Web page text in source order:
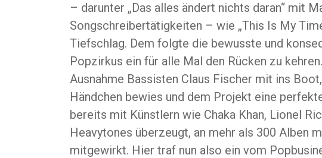
– darunter „Das alles ändert nichts daran“ mit
Songschreibertätigkeiten – wie „This Is My
Tiefschlag. Dem folgte die bewusste und
Popzirkus ein für alle Mal den Rücken zu
Ausnahme Bassisten Claus Fischer mit ins
Händchen bewies und dem Projekt eine
bereits mit Künstlern wie Chaka Khan, Lionel
Heavytones überzeugt, an mehr als 300 Alben
mitgewirkt. Hier traf nun also ein vom